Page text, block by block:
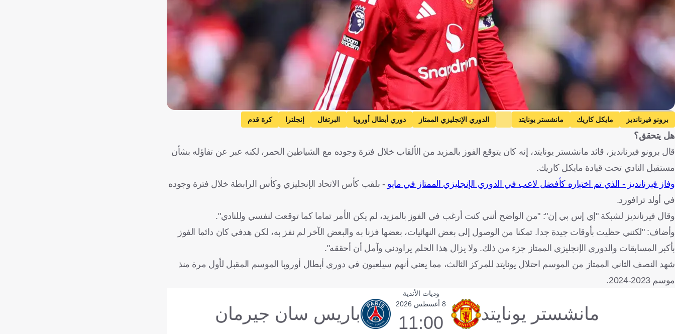
Getty Images
برونو فيرنانديز مايكل كاريك مانشستر يونايتد الدوري الإنجليزي الممتاز دوري أبطال أوروبا البرتغال إنجلترا كرة قدم
هل يتحقق؟
قال برونو فيرنانديز، قائد مانشستر يونايتد، إنه كان يتوقع الفوز بالمزيد من الألقاب خلال فترة وجوده مع الشياطين الحمر، لكنه عبر عن تفاؤله بشأن
مستقبل النادي تحت قيادة مايكل كاريك.
وفاز فيرنانديز - الذي تم اختياره كأفضل لاعب في الدوري الإنجليزي الممتاز في مايو - بلقب كأس الاتحاد الإنجليزي وكأس الرابطة خلال فترة وجوده
في أولد ترافورد.
وقال فيرنانديز لشبكة "إي إس بي إن": "من الواضح أنني كنت أرغب في الفوز بالمزيد، لم يكن الأمر تماما كما توقعت لنفسي وللنادي".
وأضاف: "لكنني حظيت بأوقات جيدة جدا. تمكنا من الوصول إلى بعض النهائيات، بعضها فزنا به والبعض الآخر لم نفز به، لكن هدفي كان دائما الفوز
بأكبر المسابقات والدوري الإنجليزي الممتاز جزء من ذلك. ولا يزال هذا الحلم يراودني وآمل أن أحققه".
شهد النصف الثاني الممتاز من الموسم احتلال يونايتد للمركز الثالث، مما يعني أنهم سيلعبون في دوري أبطال أوروبا الموسم المقبل لأول مرة منذ
موسم 2023-2024.
وديات الأندية
مانشستر يونايتد 8 أغسطس 2026
11:00 باريس سان جيرمان